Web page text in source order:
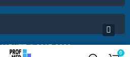
0
© 2017-2022